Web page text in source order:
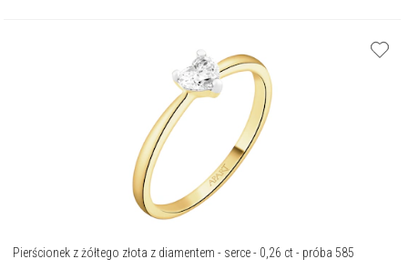
Pierścionek z żółtego złota z diamentem - serce - 0,26 ct - próba 585